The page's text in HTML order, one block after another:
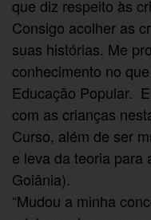
que diz respeito às
Consigo acolher as
suas histórias. Me
conhecimento no
Educação Popular.
com as crianças
Curso, além de ser
e leva da teoria para
Goiânia).
“Mudou a minha